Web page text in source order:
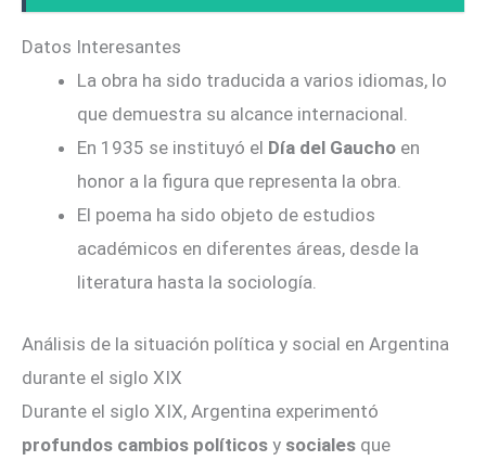
Datos Interesantes
La obra ha sido traducida a varios idiomas, lo
que demuestra su alcance internacional.
En 1935 se instituyó el Día del Gaucho en
honor a la figura que representa la obra.
El poema ha sido objeto de estudios
académicos en diferentes áreas, desde la
literatura hasta la sociología.
Análisis de la situación política y social en Argentina
durante el siglo XIX
Durante el siglo XIX, Argentina experimentó
profundos cambios políticos y sociales que